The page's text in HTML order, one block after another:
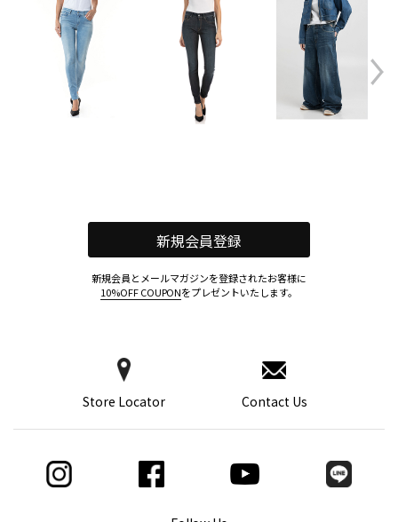
Store Locator Contact Us
新規会員登録
新規会員とメールマガジンを登録されたお客様に
10%OFF COUPONをプレゼントいたします。